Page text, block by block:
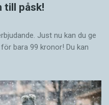
till påsk!
Just nu kan du ge
bara 99 kronor! Du kan